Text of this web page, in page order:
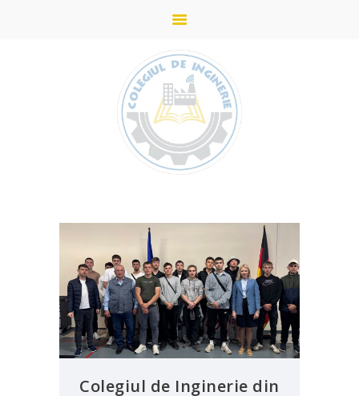
ADMITERE
PARTENERI
NOUTĂȚI
GALERIE
CONTACTE
Colegiul de Inginerie din